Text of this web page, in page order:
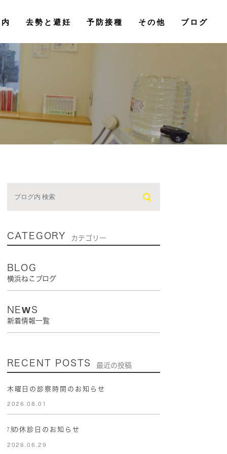
去勢と避妊 予防接種 その他 ブログ
CATEGORY カテゴリー
BLOG
横浜ねこブログ
NEWS
新着情報一覧
RECENT POSTS 最近の投稿
木曜日の診察時間のお知らせ
2026.08.01
㋆の休診日のお知らせ
2026.06.29